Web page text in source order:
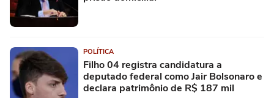
POLÍTICA
Filho 04 registra candidatura a
deputado federal como Jair Bolsonaro e
declara patrimônio de R$ 187 mil